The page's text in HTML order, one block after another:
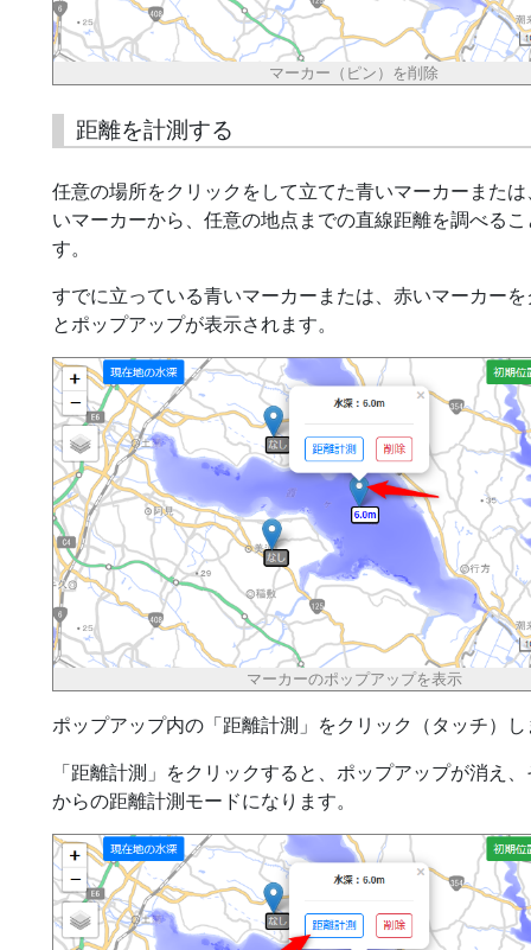
マーカー（ピン）を削除
距離を計測する
任意の場所をクリックをして立てた青いマーカーまた
いマーカーから、任意の地点までの直線距離を調べる
す。
すでに立っている青いマーカーまたは、赤いマーカー
とポップアップが表示されます。
マーカーのポップアップを表示
ポップアップ内の「距離計測」をクリック（タッチ）し
「距離計測」をクリックすると、ポップアップが消え
からの距離計測モードになります。